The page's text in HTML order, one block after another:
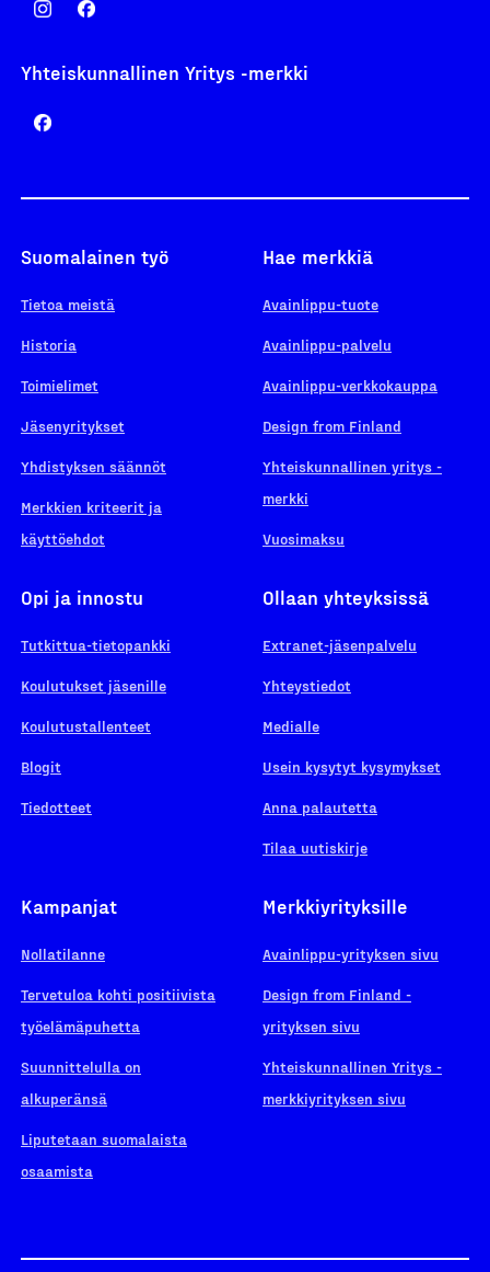
Yhteiskunnallinen Yritys -merkki
Suomalainen työ
Tietoa meistä
Historia
Toimielimet
Jäsenyritykset
Yhdistyksen säännöt
Merkkien kriteerit ja
käyttöehdot
Hae merkkiä
Avainlippu-tuote
Avainlippu-palvelu
Avainlippu-verkkokauppa
Design from Finland
Yhteiskunnallinen yritys -
merkki
Vuosimaksu
Opi ja innostu
Tutkittua-tietopankki
Koulutukset jäsenille
Koulutustallenteet
Blogit
Tiedotteet
Ollaan yhteyksissä
Extranet-jäsenpalvelu
Yhteystiedot
Medialle
Usein kysytyt kysymykset
Anna palautetta
Tilaa uutiskirje
Kampanjat
Nollatilanne
Tervetuloa kohti positiivista
työelämäpuhetta
Suunnittelulla on
alkuperänsä
Liputetaan suomalaista
osaamista
Merkkiyrityksille
Avainlippu-yrityksen sivu
Design from Finland -
yrityksen sivu
Yhteiskunnallinen Yritys -
merkkiyrityksen sivu